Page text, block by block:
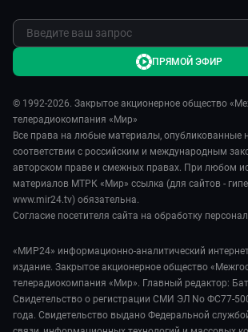
© 1992-2026. Закрытое акционерное общество
телерадиокомпания «Мир»
Все права на любые материалы, опубликованные
соответствии с российским и международным
авторском праве и смежных правах. При любом
материалов МТРК «Мир» ссылка (для сайтов -
www.mir24.tv) обязательна.
Согласие посетителя сайта на обработку
«МИР24» информационно-аналитический
издание. Закрытое акционерное общество
телерадиокомпания «Мир». Главный редактор:
Свидетельство о регистрации СМИ ЭЛ No ФС77-
года. Свидетельство выдано Федеральной
ПРЯМОЙ ЭФИР